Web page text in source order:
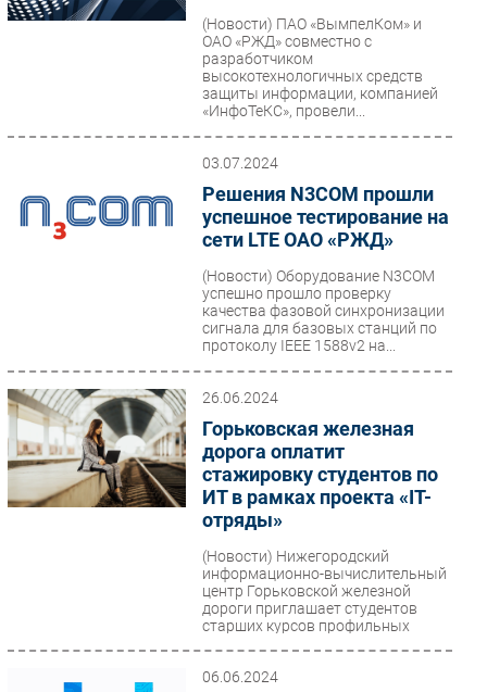
(Новости) ПАО «ВымпелКом» и
ОАО «РЖД» совместно с
разработчиком
высокотехнологичных средств
защиты информации, компанией
«ИнфоТеКС», провели...
03.07.2024
Решения N3COM прошли
успешное тестирование на
сети LTE ОАО «РЖД»
(Новости) Оборудование N3COM
успешно прошло проверку
качества фазовой синхронизации
сигнала для базовых станций по
протоколу IEEE 1588v2 на...
26.06.2024
Горьковская железная
дорога оплатит
стажировку студентов по
ИТ в рамках проекта «IT-
отряды»
(Новости) Нижегородский
информационно-вычислительный
центр Горьковской железной
дороги приглашает студентов
старших курсов профильных
06.06.2024